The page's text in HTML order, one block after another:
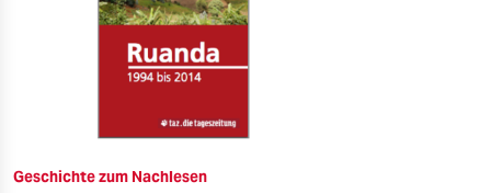
Geschichte zum Nachlesen